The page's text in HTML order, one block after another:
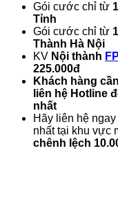
Gói cước chỉ từ
Tỉnh
Gói cước chỉ từ
Thành Hà Nội
KV Nội thành
225.000đ
Khách hàng
liên hệ Hotline
nhất
Hãy liên hệ
nhất tại khu vực
chênh lệch